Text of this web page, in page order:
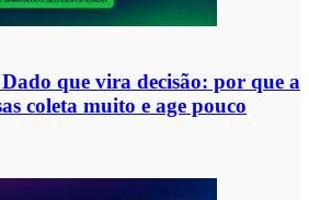
que vira decisão: por que a
coleta muito e age pouco